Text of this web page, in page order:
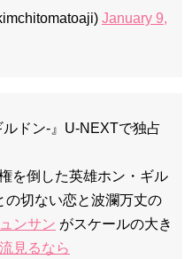
January 9,
ドン-』U-NEXTで独占
を倒した英雄ホン・ギル
の切ない恋と波瀾万丈の
ンサン がスケールの大き
見るなら